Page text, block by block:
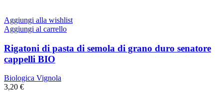
Aggiungi alla wishlist
Aggiungi al carrello
Rigatoni di pasta di semola di grano duro senatore
cappelli BIO
Biologica Vignola
3,20 €